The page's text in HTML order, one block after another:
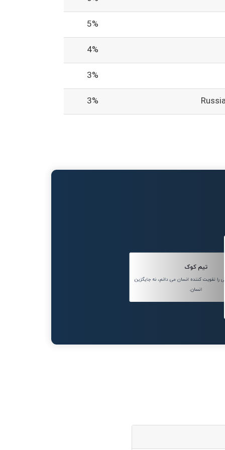
5%
4%
3%
3%
تیم کوک
تقویت کننده انسان می دانم، نه جایگزین
انسان.